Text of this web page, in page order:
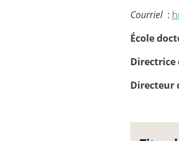
Courriel :
École
Directrice
Directeur